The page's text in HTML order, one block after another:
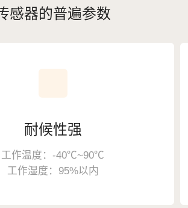
感器的普遍参数
耐候性强
工作温度：-40℃~90℃
工作湿度：95%以内